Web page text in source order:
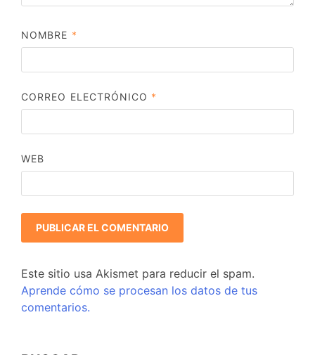
NOMBRE *
CORREO ELECTRÓNICO *
WEB
Este sitio usa Akismet para reducir el spam.
Aprende cómo se procesan los datos de tus
comentarios.